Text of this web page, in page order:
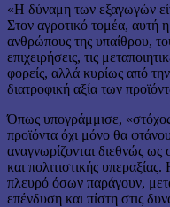
«Η δύναμη των εξαγωγών
Στον αγροτικό τομέα, αυτή
ανθρώπους της υπαίθρου,
επιχειρήσεις, τις
φορείς, αλλά κυρίως από
διατροφική αξία των
Όπως υπογράμμισε, «στόχος
προϊόντα όχι μόνο θα
αναγνωρίζονται διεθνώς ως
και πολιτιστικής
πλευρό όσων παράγουν,
επένδυση και πίστη στις